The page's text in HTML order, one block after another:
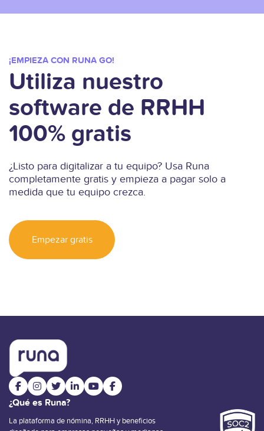
¡EMPIEZA CON RUNA GO!
Utiliza nuestro
software de RRHH
100% gratis
¿Listo para digitalizar a tu equipo? Usa Runa
completamente gratis y empieza a pagar solo a
medida que tu equipo crezca.
Empezar gratis
¿Qué es Runa?
La plataforma de nómina, RRHH y beneficios